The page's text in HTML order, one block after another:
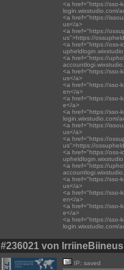
<a href="https://sso-
login.wixstudio.com/
<a href="https://
us</a>
<a href="https://
us">https://
<a href="https://oss-
<a href="https://
<a href="https://sso-
us</a>
<a href="https://sso-
en</a>
<a href="https://sso-
e</a>
<a href="https://sso-
login.wixstudio.com/
<a href="https://
us</a>
<a href="https://
us">https://
<a href="https://oss-
<a href="https://
<a href="https://sso-
us</a>
<a href="https://sso-
en</a>
<a href="https://sso-
e</a>
<a href="https://sso-
login.wixstudio.com/
#236021 von
IP: saved